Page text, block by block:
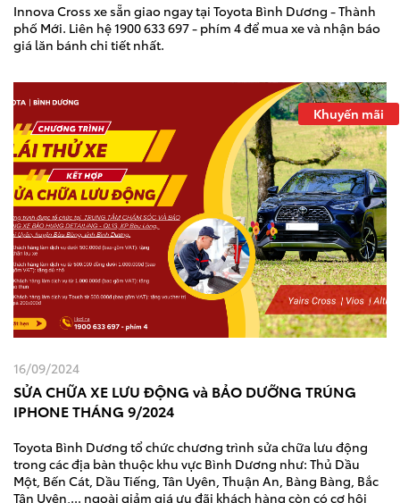
Innova Cross xe sẵn giao ngay tại Toyota Bình Dương - Thành
phố Mới. Liên hệ 1900 633 697 - phím 4 để mua xe và nhận báo
giá lăn bánh chi tiết nhất.
Khuyến mãi
16/09/2024
SỬA CHỮA XE LƯU ĐỘNG và BẢO DƯỠNG TRÚNG
IPHONE THÁNG 9/2024
Toyota Bình Dương tổ chức chương trình sửa chữa lưu động
trong các địa bàn thuộc khu vực Bình Dương như: Thủ Dầu
Một, Bến Cát, Dầu Tiếng, Tân Uyên, Thuận An, Bàng Bàng, Bắc
Tân Uyên,... ngoài giảm giá ưu đãi khách hàng còn có cơ hội